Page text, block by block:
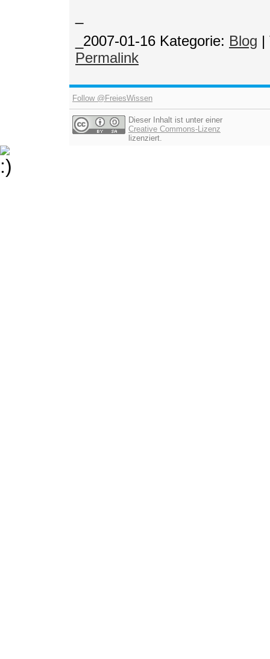
_2007-01-16 Kategorie: Blog |
Permalink
Follow @FreiesWissen
Dieser Inhalt ist unter einer
Creative Commons-Lizenz
lizenziert.